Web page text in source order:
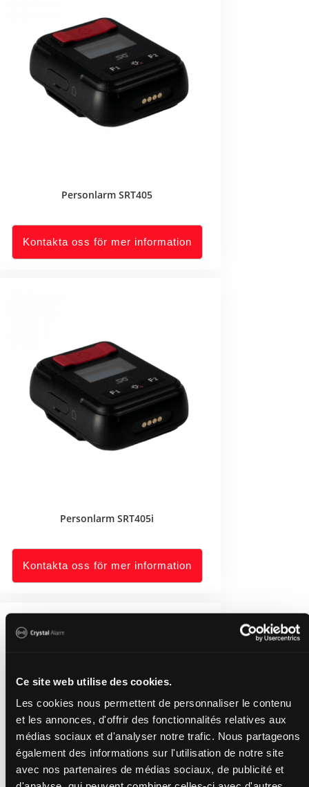
Ce site web utilise des cookies.
Les cookies nous permettent de personnaliser le contenu
et les annonces, d'offrir des fonctionnalités relatives aux
médias sociaux et d'analyser notre trafic. Nous partageons
également des informations sur l'utilisation de notre site
avec nos partenaires de médias sociaux, de publicité et
Personlarm SRT405
Kontakta oss för mer information
Personlarm SRT405i
Kontakta oss för mer information